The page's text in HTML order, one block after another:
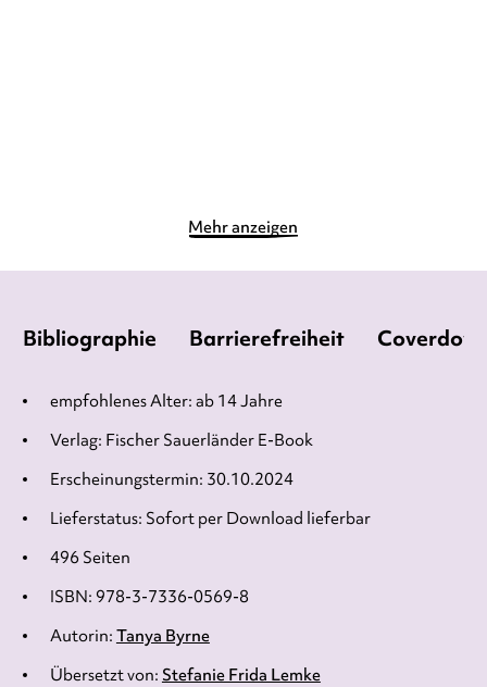
Mehr anzeigen
Bibliographie Barrierefreiheit
Verlag: Fischer Sauerländer E-Book
Übersetzt von: Stefanie Frida Lemke
Erscheinungstermin: 30.10.2024
Lieferstatus: Sofort per Download lieferbar
ISBN: 978-3-7336-0569-8
496 Seiten
Autorin: Tanya Byrne
empfohlenes Alter: ab 14 Jahre